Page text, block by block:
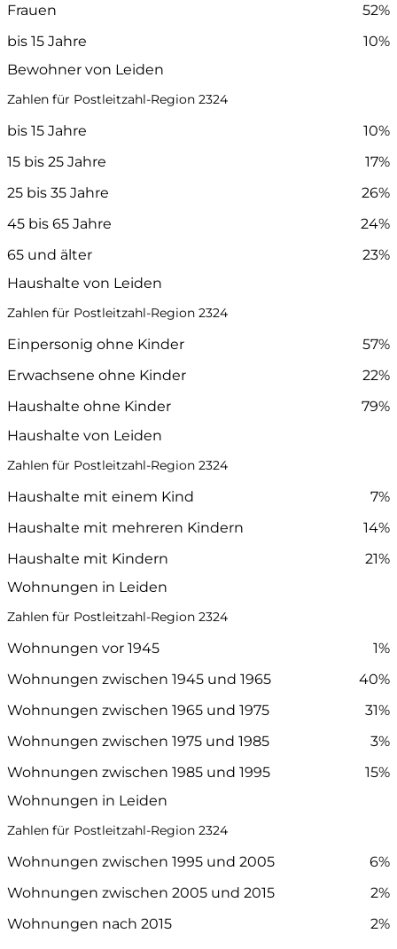
Frauen
52%
bis 15 Jahre
10%
Bewohner von Leiden
Zahlen für Postleitzahl-Region 2324
bis 15 Jahre
10%
15 bis 25 Jahre
17%
25 bis 35 Jahre
26%
45 bis 65 Jahre
24%
65 und älter
23%
Haushalte von Leiden
Zahlen für Postleitzahl-Region 2324
Einpersonig ohne Kinder
57%
Erwachsene ohne Kinder
22%
Haushalte ohne Kinder
79%
Haushalte von Leiden
Zahlen für Postleitzahl-Region 2324
Haushalte mit einem Kind
7%
Haushalte mit mehreren Kindern
14%
Haushalte mit Kindern
21%
Wohnungen in Leiden
Zahlen für Postleitzahl-Region 2324
Wohnungen vor 1945
1%
Wohnungen zwischen 1945 und 1965
40%
Wohnungen zwischen 1965 und 1975
31%
Wohnungen zwischen 1975 und 1985
3%
Wohnungen zwischen 1985 und 1995
15%
Wohnungen in Leiden
Zahlen für Postleitzahl-Region 2324
Wohnungen zwischen 1995 und 2005
6%
Wohnungen zwischen 2005 und 2015
2%
Wohnungen nach 2015
2%